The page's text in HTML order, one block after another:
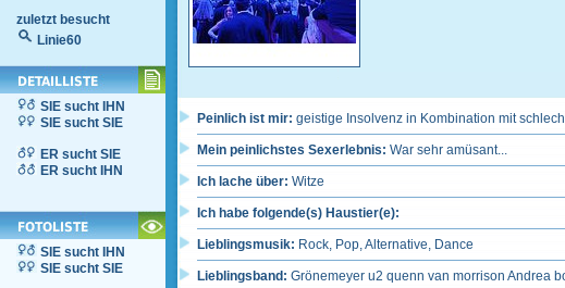
zuletzt besucht
Linie60
SIE sucht IHN
SIE sucht SIE
ER sucht SIE
ER sucht IHN
SIE sucht IHN
SIE sucht SIE
Peinlich ist mir: geistige Insolvenz in Kombination mit
Mein peinlichstes Sexerlebnis: War sehr amüsant...
Ich lache über: Witze
Ich habe folgende(s) Haustier(e):
Lieblingsmusik: Rock, Pop, Alternative, Dance
Lieblingsband: Grönemeyer u2 quenn van morrison Andrea